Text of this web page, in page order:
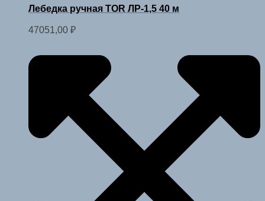
Лебедка ручная TOR ЛР-1,5 40 м
47051,00 ₽